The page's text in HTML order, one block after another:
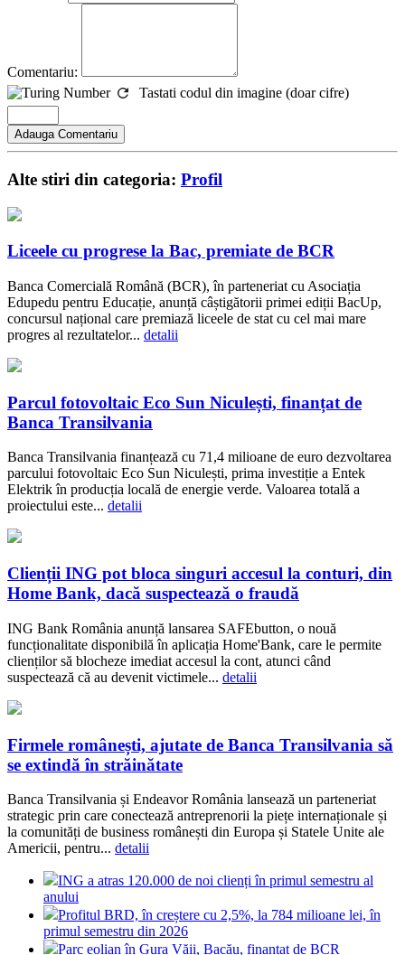
Comentariu:
Tastati codul din imagine (doar cifre)
Alte stiri din categoria: Profil
Liceele cu progrese la Bac, premiate de BCR
Banca Comercială Română (BCR), în parteneriat cu Asociația
Edupedu pentru Educație, anunță câștigătorii primei ediții BacUp,
concursul național care premiază liceele de stat cu cel mai mare
progres al rezultatelor... detalii
Parcul fotovoltaic Eco Sun Niculești, finanțat de
Banca Transilvania
Banca Transilvania finanțează cu 71,4 milioane de euro dezvoltarea
parcului fotovoltaic Eco Sun Niculești, prima investiție a Entek
Elektrik în producția locală de energie verde. Valoarea totală a
proiectului este... detalii
Clienții ING pot bloca singuri accesul la conturi, din
Home Bank, dacă suspectează o fraudă
ING Bank România anunță lansarea SAFEbutton, o nouă
funcționalitate disponibilă în aplicația Home'Bank, care le permite
clienților să blocheze imediat accesul la cont, atunci când
suspectează că au devenit victimele... detalii
Firmele românești, ajutate de Banca Transilvania să
se extindă în străinătate
Banca Transilvania și Endeavor România lansează un parteneriat
strategic prin care conectează antreprenorii la piețe internaționale și
la comunități de business românești din Europa și Statele Unite ale
Americii, pentru... detalii
ING a atras 120.000 de noi clienți în primul semestru al
anului
Profitul BRD, în creștere cu 2,5%, la 784 milioane lei, în
primul semestru din 2026
Parc eolian în Gura Văii, Bacău, finanțat de BCR